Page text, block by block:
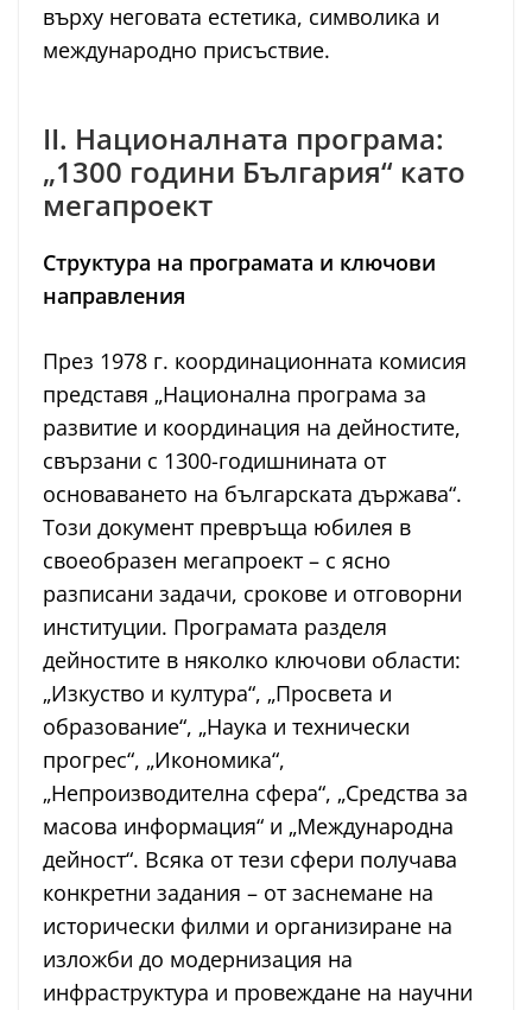
върху неговата естетика, символика и
международно присъствие.
II. Националната програма:
„1300 години България“ като
мегапроект
Структура на програмата и ключови
направления
През 1978 г. координационната комисия
представя „Национална програма за
развитие и координация на дейностите,
свързани с 1300-годишнината от
основаването на българската държава“.
Този документ превръща юбилея в
своеобразен мегапроект – с ясно
разписани задачи, срокове и отговорни
институции. Програмата разделя
дейностите в няколко ключови области:
„Изкуство и култура“, „Просвета и
образование“, „Наука и технически
прогрес“, „Икономика“,
„Непроизводителна сфера“, „Средства за
масова информация“ и „Международна
дейност“. Всяка от тези сфери получава
конкретни задания – от заснемане на
исторически филми и организиране на
изложби до модернизация на
инфраструктура и провеждане на научни